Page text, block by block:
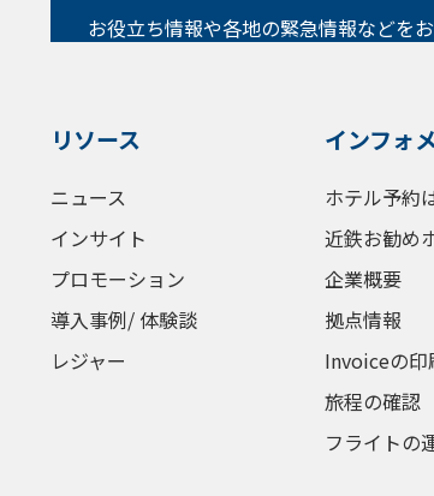
お役立ち情報や各地の緊急情報などをお
リソース
ニュース
インサイト
プロモーション
導入事例/ 体験談
レジャー
インフォ
ホテル予約
近鉄お勧め
企業概要
拠点情報
Invoiceの印
旅程の確認
フライトの